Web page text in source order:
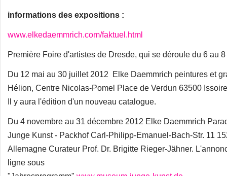
informations des expositions :
www.elkedaemmrich.com/faktuel.html
Première Foire d'artistes de Dresde, qui se déroule du 6 au
Du 12 mai au 30 juillet 2012 Elke Daemmrich peintures et
Hélion, Centre Nicolas-Pomel Place de Verdun 63500
Il y aura l'édition d'un nouveau catalogue.
Du 4 novembre au 31 décembre 2012 Elke Daemmrich
Junge Kunst - Packhof Carl-Philipp-Emanuel-Bach-Str. 11
Allemagne Curateur Prof. Dr. Brigitte Rieger-Jähner.
ligne sous